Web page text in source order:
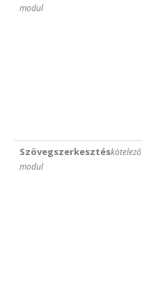
modul
Szövegszerkesztéskötelező
modul